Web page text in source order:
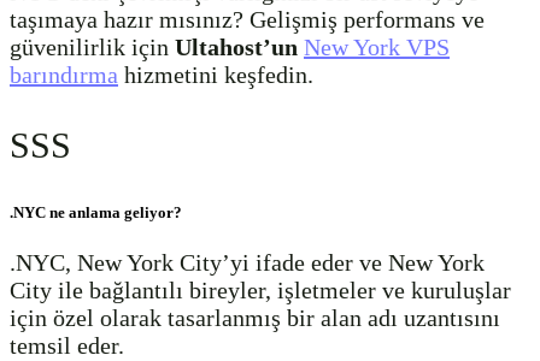
taşımaya hazır mısınız? Gelişmiş performans ve
güvenilirlik için Ultahost’un New York VPS
barındırma hizmetini keşfedin.
SSS
.NYC ne anlama geliyor?
.NYC, New York City’yi ifade eder ve New York
City ile bağlantılı bireyler, işletmeler ve kuruluşlar
için özel olarak tasarlanmış bir alan adı uzantısını
temsil eder.